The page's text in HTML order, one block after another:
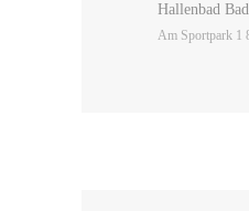
Hallenbad
Am Sportpark 1